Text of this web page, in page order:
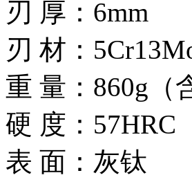
刃 厚：6mm
刃 材：
重 量：860g（
硬 度：57HRC
表 面：灰钛